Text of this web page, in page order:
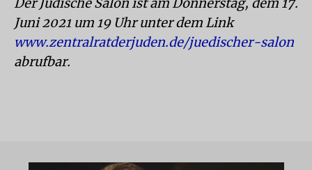
Juni 2021 um 19 Uhr unter dem Link
www.zentralratderjuden.de/juedischer-salon
abrufbar.